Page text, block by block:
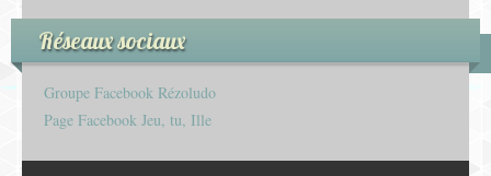
Réseaux sociaux
Groupe Facebook Rézoludo
Page Facebook Jeu, tu, Ille